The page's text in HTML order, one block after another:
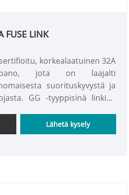
FUSE LINK
korkealaatuinen 32A
jota on laajalti
suorituskyvystä ja
GG -tyyppisinä linkinä
irrottaa erilaisia
oikosulkuon, mikä
Lähetä kysely